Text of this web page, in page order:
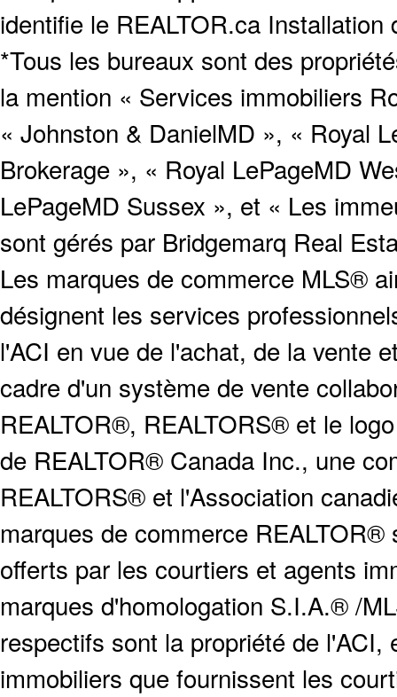
identifie le REALTOR.ca
*Tous les bureaux sont des
la mention « Services immobiliers
« Johnston & DanielMD », « Royal
Brokerage », « Royal LePageMD
LePageMD Sussex », et « Les
sont gérés par Bridgemarq Real
Les marques de commerce MLS®
désignent les services
l'ACI en vue de l'achat, de la vente
cadre d'un système de vente
REALTOR®, REALTORS® et le
de REALTOR® Canada Inc., une
REALTORS® et l'Association
marques de commerce
offerts par les courtiers et agents
marques d'homologation S.I.A.® /
respectifs sont la propriété de
immobiliers que fournissent les